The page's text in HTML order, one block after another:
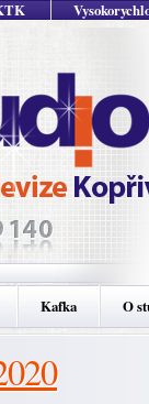
Kafka O